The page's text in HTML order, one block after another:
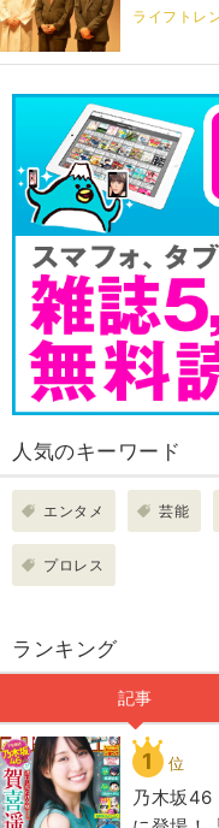
ライフトレ
人気のキーワード
エンタメ 芸能
プロレス
ランキング
記事
1 位
乃木坂46